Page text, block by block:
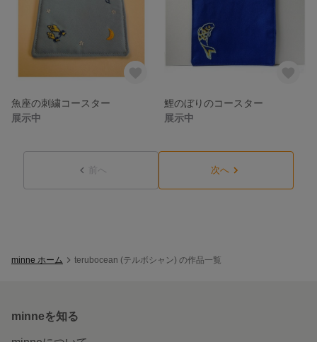
魚座の刺繍コースター
展示中
鯉のぼりのコースター
展示中
前へ 次へ
minne ホーム terubocean (テルボシャン) の作品一覧
minneを知る